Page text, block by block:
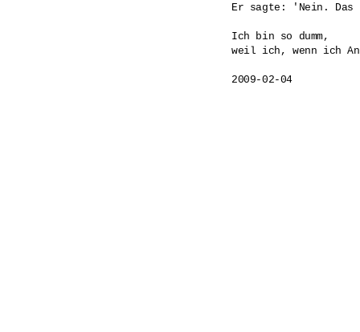
Er sagte: 'Nein.
Ich bin so dumm,
weil ich, wenn ich
2009-02-04